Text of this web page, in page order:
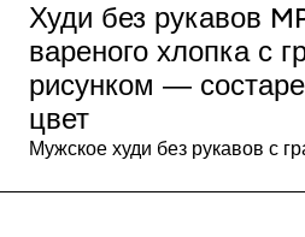
Худи без рукавов
вареного хлопка с
рисунком —
цвет
Мужское худи без рукавов с